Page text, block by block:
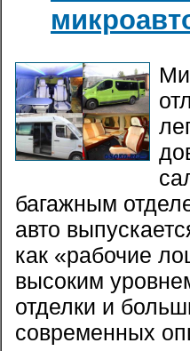
багажным
авто
как «рабочие
высоким
отделки и
современных